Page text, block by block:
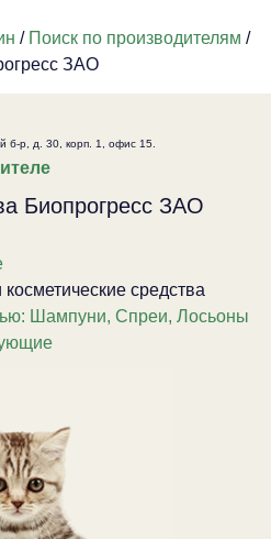
/ Поиск по производителям /
ЗАО
б-р, д. 30, корп. 1, офис 15.
Биопрогресс ЗАО
средства
Шампуни, Спреи, Лосьоны